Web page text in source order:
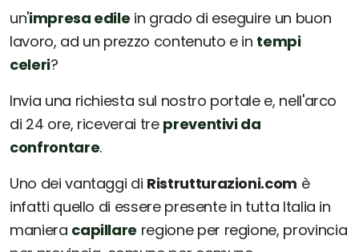
un'impresa edile in grado di eseguire un buon
lavoro, ad un prezzo contenuto e in tempi
celeri?
Invia una richiesta sul nostro portale e, nell'arco
di 24 ore, riceverai tre preventivi da
confrontare.
Uno dei vantaggi di Ristrutturazioni.com è
infatti quello di essere presente in tutta Italia in
maniera capillare regione per regione, provincia